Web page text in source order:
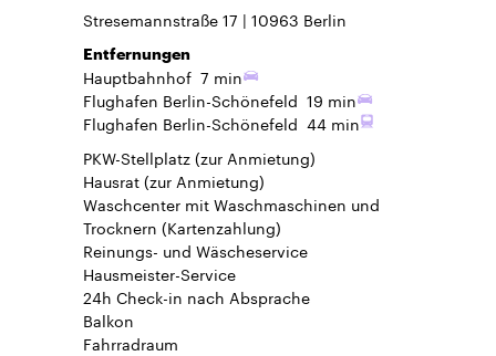
Stresemannstraße 17 10963 Berlin
Entfernungen
Hauptbahnhof 7 min
Flughafen Berlin-Schönefeld 19 min
Flughafen Berlin-Schönefeld 44 min
PKW-Stellplatz(zur Anmietung)
Hausrat(zur Anmietung)
Waschcenter mit Waschmaschinen und
Trocknern (Kartenzahlung)
Reinungs- und Wäscheservice
Hausmeister-Service
24h Check-in nach Absprache
Balkon
Fahrradraum